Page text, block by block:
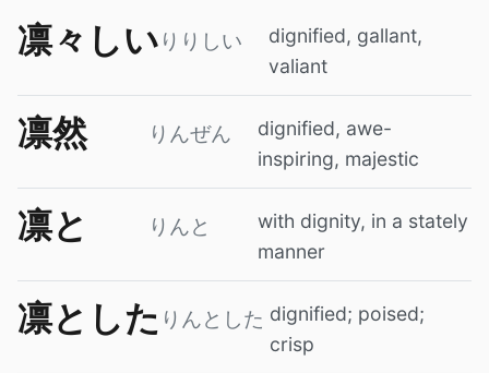
凛々しい りりしい
dignified, gallant,
valiant
凛然 りんぜん
dignified, awe-
inspiring, majestic
凛と りんと
with dignity, in a stately
manner
凛とした りんとした dignified; poised;
crisp